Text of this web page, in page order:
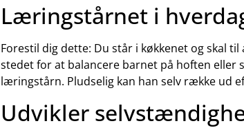
Læringstårnet i
Forestil dig dette: Du står i køkkenet og skal
stedet for at balancere barnet på hoften eller
læringstårn. Pludselig kan han selv række ud
Udvikler